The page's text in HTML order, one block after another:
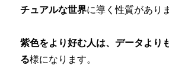
チュアルな世界に導く性質があり
紫色をより好む人は、データより
る様になります。